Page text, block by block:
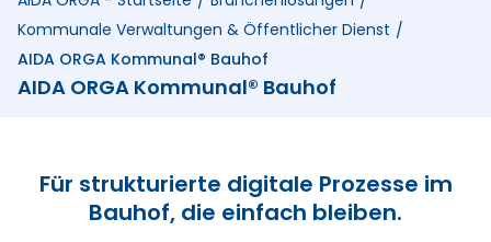
Kommunale Verwaltungen & Öffentlicher Dienst /
AIDA ORGA Kommunal® Bauhof
AIDA ORGA Kommunal® Bauhof
Für strukturierte digitale Prozesse im
Bauhof, die einfach bleiben.